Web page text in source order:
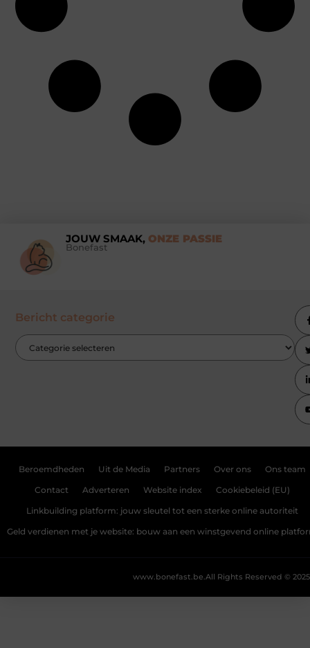
JOUW SMAAK, ONZE PASSIE
Bonefast
Bericht categorie
Beroemdheden Uit de Media Partners Over ons Ons team
Contact Adverteren Website index Cookiebeleid (EU)
Linkbuilding platform: jouw sleutel tot een sterke online autoriteit
Geld verdienen met je website: bouw aan een winstgevend online
All Rights Reserved © 2025
www.bonefast.be.